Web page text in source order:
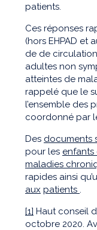
patients.
Ces réponses
(hors EHPAD et
de de
adultes non
atteintes de
rappelé que le
l’ensemble des
coordonné par
Des documents
pour les enfants
maladies
rapides ainsi
aux patients .
[1] Haut conseil
octobre 2020.